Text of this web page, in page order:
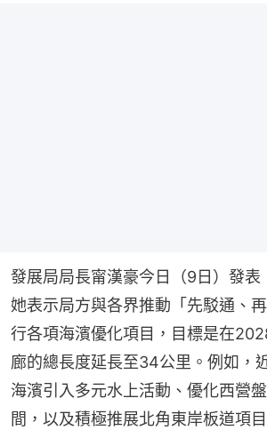
發展局局長甯漢豪今日（9日）發表
她表示局方與各界推動「先駁通、
行各項海濱優化項目，目標是在
廊的總長度延長至34公里。例如，
海濱引入多元水上活動、優化西營
間，以及積極推展北角東岸板道項